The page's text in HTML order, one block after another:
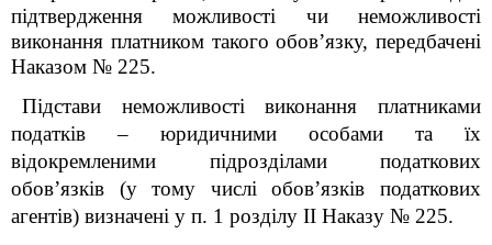
підтвердження можливості чи неможливості
виконання платником такого обов’язку, передбачені
Наказом № 225.
Підстави неможливості виконання платниками
податків – юридичними особами та їх
відокремленими підрозділами податкових
обов’язків (у тому числі обов’язків податкових
агентів) визначені у п. 1 розділу ІІ Наказу № 225.